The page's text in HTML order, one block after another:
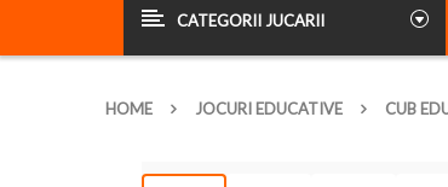
CATEGORII JUCARII
HOME JOCURI EDUCATIVE CUB